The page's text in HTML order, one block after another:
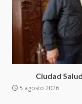
Ciudad
5 agosto 2026